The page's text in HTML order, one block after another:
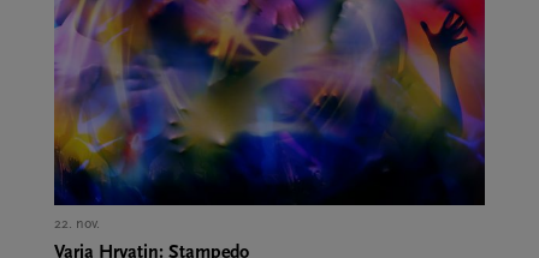
22. nov.,
Varja Hrvatin: Stampedo